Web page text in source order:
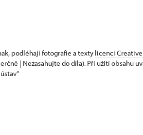
podléhají fotografie a texty licenci
| Nezasahujte do díla). Při užití obsahu